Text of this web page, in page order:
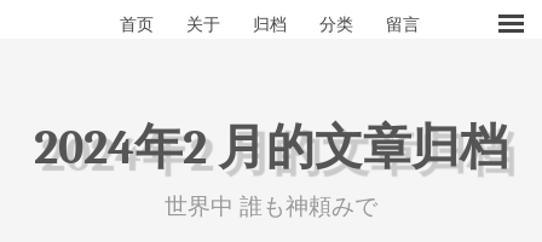
首页 关于 归档 分类 留言
2024年2 月的文章归档
世界中 誰も神頼みで